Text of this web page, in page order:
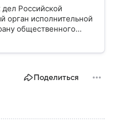
Российской
исполнительной
общественного
обеспечение
министерство, как
Поделиться